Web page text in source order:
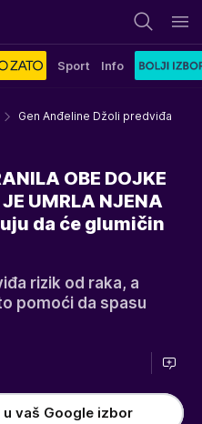
Sport Info
Gen Anđeline Džoli predviđa
OBE DOJKE
UMRLA NJENA
da će glumičin
rizik od raka, a
pomoći da spasu
u vaš Google izbor